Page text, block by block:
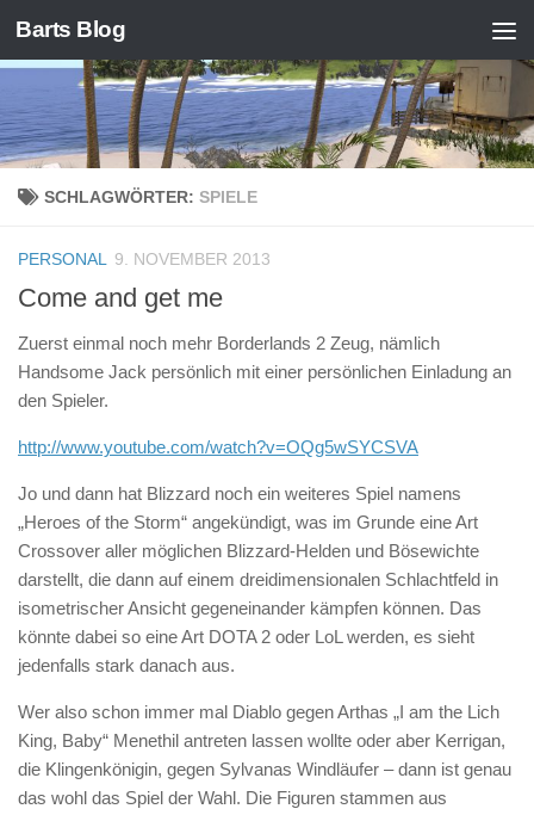
Zum Inhalt springen
Barts Blog
SCHLAGWÖRTER: SPIELE
PERSONAL 9. NOVEMBER 2013
Come and get me
Zuerst einmal noch mehr Borderlands 2 Zeug, nämlich
Handsome Jack persönlich mit einer persönlichen Einladung an
den Spieler.
http://www.youtube.com/watch?v=OQg5wSYCSVA
Jo und dann hat Blizzard noch ein weiteres Spiel namens
„Heroes of the Storm“ angekündigt, was im Grunde eine Art
Crossover aller möglichen Blizzard-Helden und Bösewichte
darstellt, die dann auf einem dreidimensionalen Schlachtfeld in
isometrischer Ansicht gegeneinander kämpfen können. Das
könnte dabei so eine Art DOTA 2 oder LoL werden, es sieht
jedenfalls stark danach aus.
Wer also schon immer mal Diablo gegen Arthas „I am the Lich
King, Baby“ Menethil antreten lassen wollte oder aber Kerrigan,
die Klingenkönigin, gegen Sylvanas Windläufer – dann ist genau
das wohl das Spiel der Wahl. Die Figuren stammen aus